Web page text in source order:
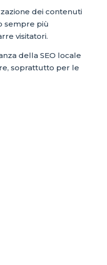
dei contenuti
sempre più
visitatori.
della SEO locale
soprattutto per le